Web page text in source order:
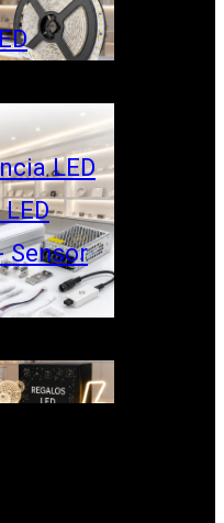
LED
Sensor